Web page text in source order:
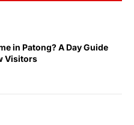
in Patong? A Day Guide
Visitors